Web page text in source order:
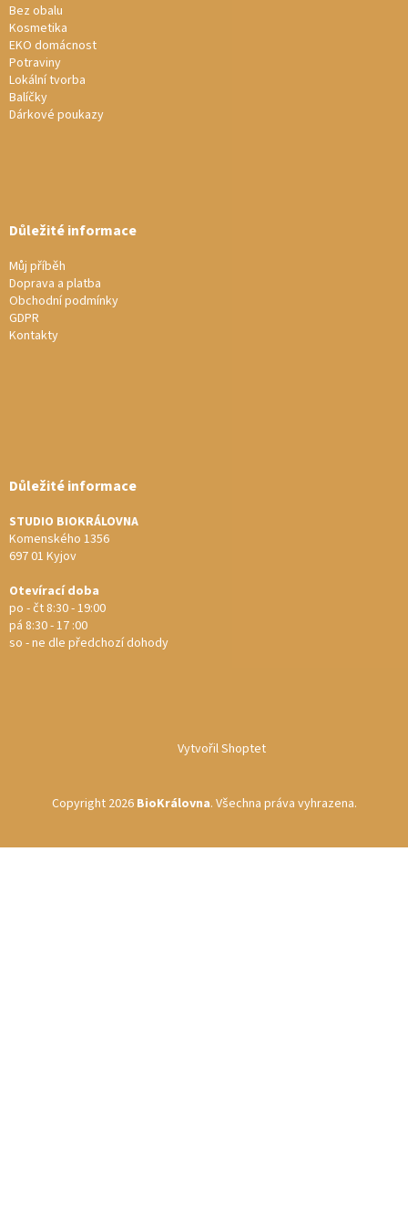
Bez obalu
Kosmetika
EKO domácnost
Potraviny
Lokální tvorba
Balíčky
Dárkové poukazy
Důležité informace
Můj příběh
Doprava a platba
Obchodní podmínky
GDPR
Kontakty
Důležité informace
STUDIO BIOKRÁLOVNA
Komenského 1356
697 01 Kyjov
Otevírací doba
po - čt 8:30 - 19:00
pá 8:30 - 17 :00
so - ne dle předchozí dohody
Vytvořil Shoptet
Copyright 2026 BioKrálovna. Všechna práva vyhrazena.